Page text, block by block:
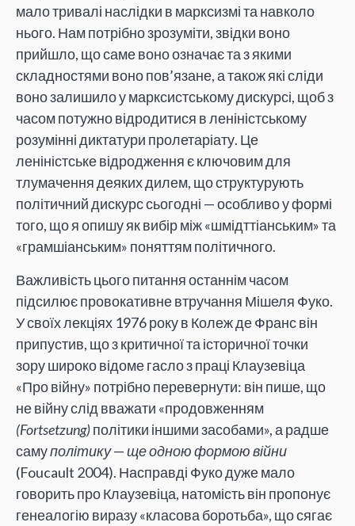
мало тривалі наслідки в марксизмі та навколо
нього. Нам потрібно зрозуміти, звідки воно
прийшло, що саме воно означає та з якими
складностями воно пов’язане, а також які сліди
воно залишило у марксистському дискурсі, щоб з
часом потужно відродитися в леніністському
розумінні диктатури пролетаріату. Це
леніністське відродження є ключовим для
тлумачення деяких дилем, що структурують
політичний дискурс сьогодні — особливо у формі
того, що я опишу як вибір між «шмідттіанським» та
«грамшіанським» поняттям політичного.
Важливість цього питання останнім часом
підсилює провокативне втручання Мішеля Фуко.
У своїх лекціях 1976 року в Колеж де Франс він
припустив, що з критичної та історичної точки
зору широко відоме гасло з праці Клаузевіца
«Про війну» потрібно перевернути: він пише, що
не війну слід вважати «продовженням
(Fortsetzung)політики іншими засобами», а радше
самуполітику—ще одною формою війни
(Foucault 2004). Насправді Фуко дуже мало
говорить про Клаузевіца, натомість він пропонує
генеалогію виразу «класова боротьба», що сягає